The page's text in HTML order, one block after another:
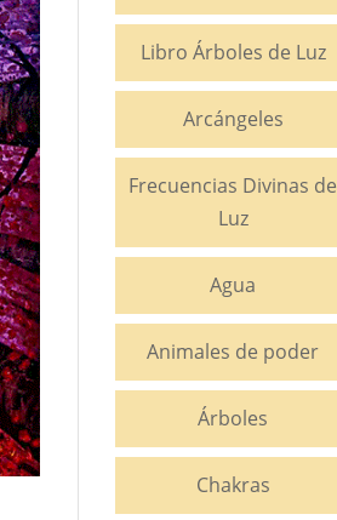
Libro Árboles de Luz
Arcángeles
Frecuencias Divinas de
Luz
Agua
Animales de poder
Árboles
Chakras